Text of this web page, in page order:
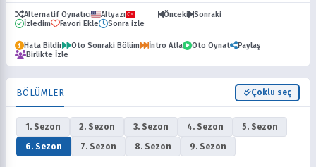
Alternatif Oynatıcı Altyazı Önceki
Sonraki
İzledim
Favori Ekle Sonra izle
Hata Bildir Oto Sonraki Bölüm İntro Atla Oto Oynat
Paylaş
Birlikte İzle
BÖLÜMLER Çoklu seç
1. Sezon 2. Sezon 3. Sezon 4. Sezon
5. Sezon
6. Sezon
7. Sezon 8. Sezon 9. Sezon